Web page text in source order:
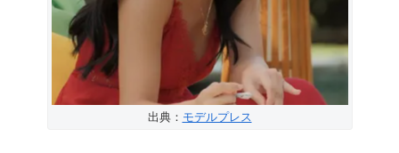
出典： モデルプレス